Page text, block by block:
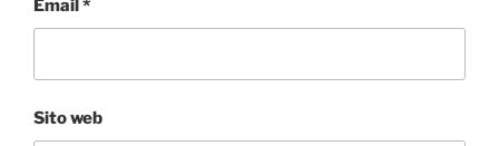
Email *
Sito web